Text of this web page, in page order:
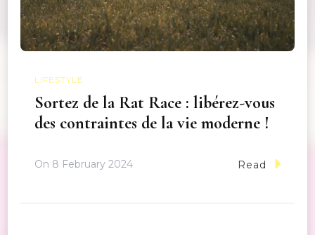
LIFESTYLE
Sortez de la Rat Race : libérez-vous
des contraintes de la vie moderne !
On 8 February 2024 Read